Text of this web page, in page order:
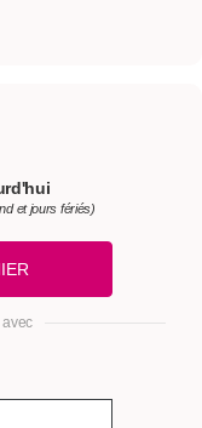
et jours fériés)